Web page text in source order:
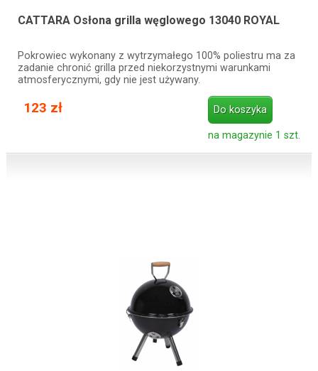
CATTARA Osłona grilla węglowego 13040 ROYAL
Pokrowiec wykonany z wytrzymałego 100% poliestru ma za
zadanie chronić grilla przed niekorzystnymi warunkami
atmosferycznymi, gdy nie jest używany.
123 zł Do koszyka
na magazynie 1 szt.